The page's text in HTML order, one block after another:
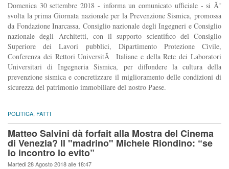
Domenica 30 settembre 2018 - informa un comunicato ufficiale - si Ã¨
svolta la prima Giornata nazionale per la Prevenzione Sismica, promossa
da Fondazione Inarcassa, Consiglio nazionale degli Ingegneri e Consiglio
nazionale degli Architetti, con il supporto scientifico del Consiglio
Superiore dei Lavori pubblici, Dipartimento Protezione Civile,
Conferenza dei Rettori UniversitÃ Italiane e della Rete dei Laboratori
Universitari di Ingegneria Sismica, per diffondere la cultura della
prevenzione sismica e concretizzare il miglioramento delle condizioni di
sicurezza del patrimonio immobiliare del nostro Paese.
POLITICA, FATTI
Matteo Salvini dà forfait alla Mostra del Cinema
di Venezia? Il "madrino" Michele Riondino: “se
lo incontro lo evito”
Martedi 28 Agosto 2018 alle 18:47